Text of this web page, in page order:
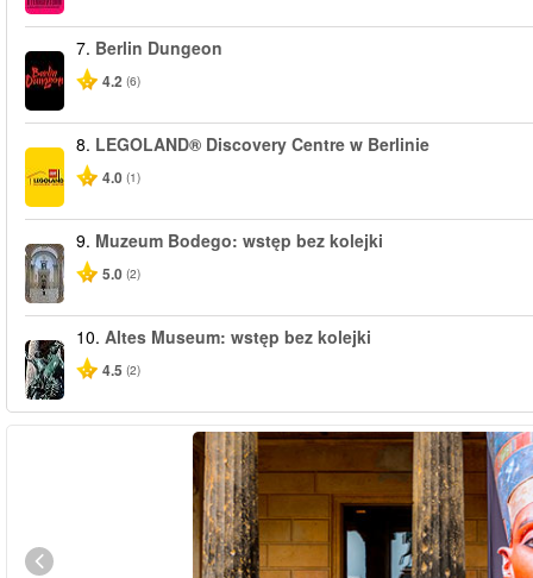
7. Berlin Dungeon
4.2 (6)
8. LEGOLAND® Discovery Centre w Berlinie
4.0 (1)
9. Muzeum Bodego: wstęp bez kolejki
5.0 (2)
10. Altes Museum: wstęp bez kolejki
4.5 (2)